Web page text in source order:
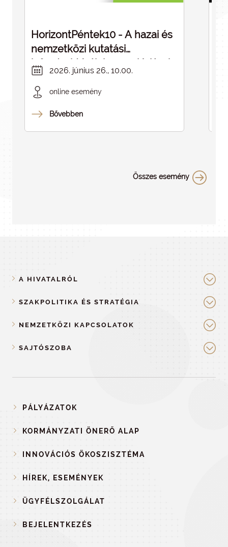
HorizontPéntek10 - A hazai és
nemzetközi kutatási
infrastruktúrák kapcsolódásai -
ELMARAD
2026. június 26., 10.00.
online esemény
Bővebben
Összes esemény
A HIVATALRÓL
SZAKPOLITIKA ÉS STRATÉGIA
NEMZETKÖZI KAPCSOLATOK
SAJTÓSZOBA
PÁLYÁZATOK
KORMÁNYZATI ÖNERŐ ALAP
INNOVÁCIÓS ÖKOSZISZTÉMA
HÍREK, ESEMÉNYEK
ÜGYFÉLSZOLGÁLAT
BEJELENTKEZÉS